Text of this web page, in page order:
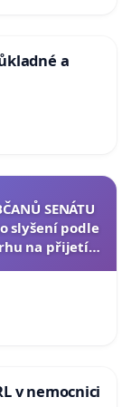
a
SENÁTU
slyšení podle
na přijetí
v nemocnici